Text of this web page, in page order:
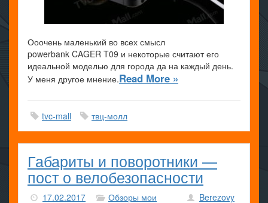
Ооочень маленький во всех смысл
powerbank CAGER T09 и некоторые считают его
идеальной моделью для города да на каждый день.
У меня другое мнение.Read More »
tvc-mall твц-молл
Габариты и поворотники —
пост о велобезопасности
17.02.2017 Обзоры мои Berezovy